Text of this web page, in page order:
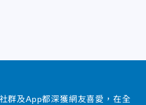
群及App都深獲網友喜愛，在全